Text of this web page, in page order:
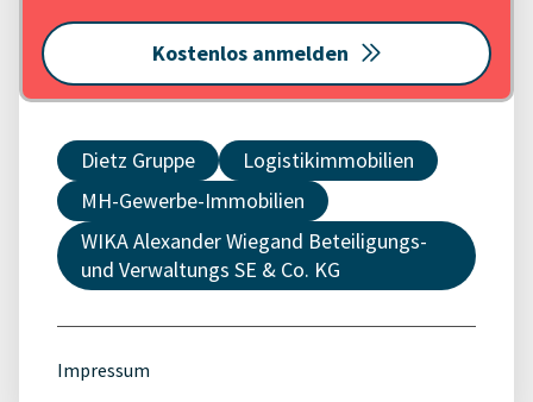
Kostenlos anmelden
Dietz Gruppe
Logistikimmobilien
MH-Gewerbe-Immobilien
WIKA Alexander Wiegand Beteiligungs-
und Verwaltungs SE & Co. KG
Impressum